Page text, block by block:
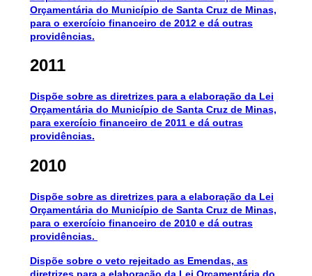
Orçamentária do Município de Santa Cruz de Minas,
para o exercício financeiro de 2012 e dá outras
providências.
2011
Dispõe sobre as diretrizes para a elaboração da Lei
Orçamentária do Município de Santa Cruz de Minas,
para exercício financeiro de 2011 e dá outras
providências.
2010
Dispõe sobre as diretrizes para a elaboração da Lei
Orçamentária do Município de Santa Cruz de Minas,
para o exercício financeiro de 2010 e dá outras
providências.
Dispõe sobre o veto rejeitado as Emendas, as